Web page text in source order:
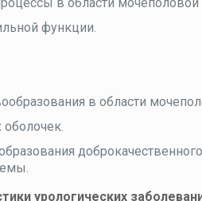
функции.
в области
оболочек.
урологических